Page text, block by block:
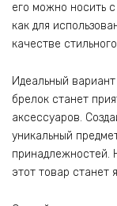
его можно носить
как для
качестве
Идеальный
брелок станет
аксессуаров.
уникальный
принадлежностей.
этот товар станет